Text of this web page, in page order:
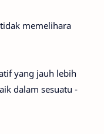
memelihara
yang jauh lebih
dalam sesuatu -